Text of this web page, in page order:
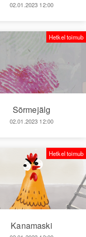
02.01.2023 12:00
Sõrmejälg
02.01.2023 12:00
Hetkel toimub
Kanamaski
Hetkel toimub